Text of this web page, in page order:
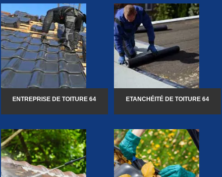
ENTREPRISE DE TOITURE 64 ETANCHÉITÉ DE TOITURE 64